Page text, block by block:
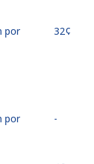
por
⁦32¢⁩
por
-